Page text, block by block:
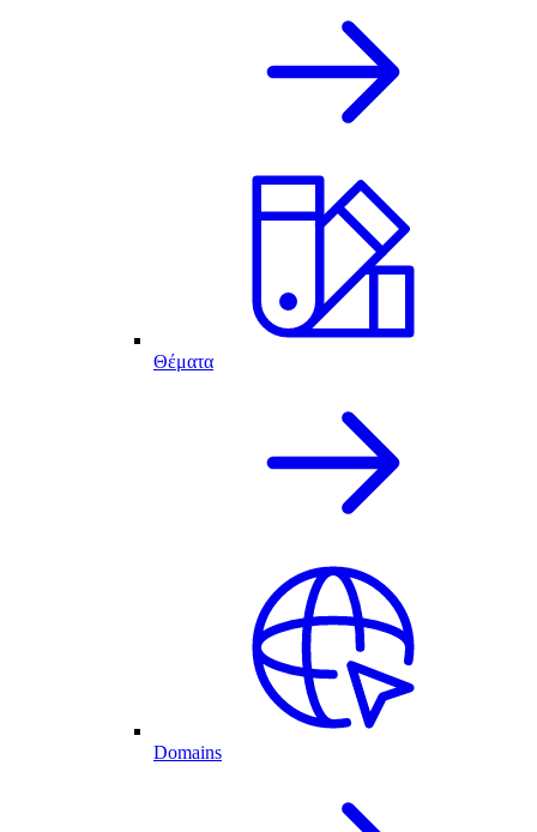
Θέματα
Domains